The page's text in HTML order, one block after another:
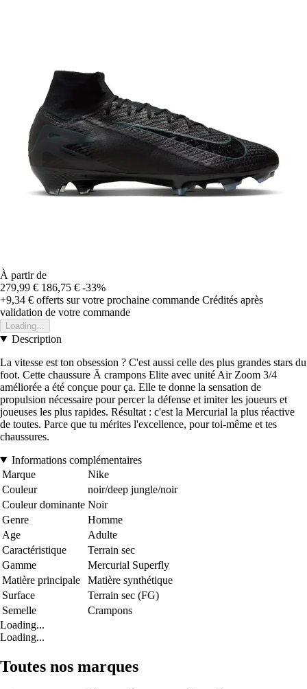
À partir de
279,99 € 186,75 € -33%
+9,34 € offerts sur votre prochaine commande Crédités après
validation de votre commande
Loading...
Description
La vitesse est ton obsession ? C'est aussi celle des plus grandes stars du
foot. Cette chaussure Ã crampons Elite avec unité Air Zoom 3/4
améliorée a été conçue pour ça. Elle te donne la sensation de
propulsion nécessaire pour percer la défense et imiter les joueurs et
joueuses les plus rapides. Résultat : c'est la Mercurial la plus réactive
de toutes. Parce que tu mérites l'excellence, pour toi-même et tes
chaussures.
Informations complémentaires
Marque
Nike
Couleur
noir/deep jungle/noir
Couleur dominante Noir
Genre
Homme
Age
Adulte
Caractéristique
Terrain sec
Gamme
Mercurial Superfly
Matière principale
Matière synthétique
Surface
Terrain sec (FG)
Semelle
Crampons
Loading...
Loading...
Toutes nos marques